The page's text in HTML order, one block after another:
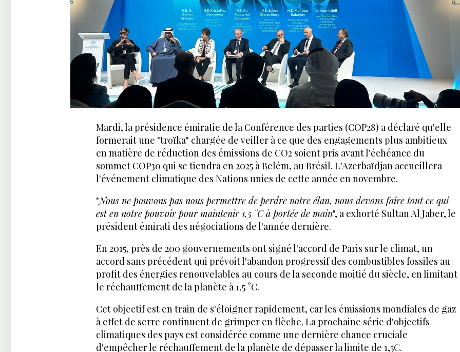
Mardi, la présidence émiratie de la Conférence des parties (COP28) a déclaré qu'elle
formerait une "troïka" chargée de veiller à ce que des engagements plus ambitieux
en matière de réduction des émissions de CO2 soient pris avant l'échéance du
sommet COP30 qui se tiendra en 2025 à Belém, au Brésil. L'Azerbaïdjan accueillera
l'événement climatique des Nations unies de cette année en novembre.
"Nous ne pouvons pas nous permettre de perdre notre élan, nous devons faire tout ce qui
est en notre pouvoir pour maintenir 1,5 °C à portée de main", a exhorté Sultan Al Jaber, le
président émirati des négociations de l'année dernière.
En 2015, près de 200 gouvernements ont signé l'accord de Paris sur le climat, un
accord sans précédent qui prévoit l'abandon progressif des combustibles fossiles au
profit des énergies renouvelables au cours de la seconde moitié du siècle, en limitant
le réchauffement de la planète à 1,5 °C.
Cet objectif est en train de s'éloigner rapidement, car les émissions mondiales de gaz
à effet de serre continuent de grimper en flèche. La prochaine série d'objectifs
climatiques des pays est considérée comme une dernière chance cruciale
d'empêcher le réchauffement de la planète de dépasser la limite de 1,5C.